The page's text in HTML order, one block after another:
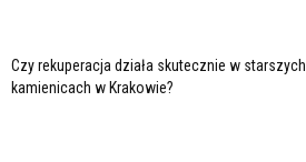
Czy rekuperacja działa skutecznie w starszych
kamienicach w Krakowie?